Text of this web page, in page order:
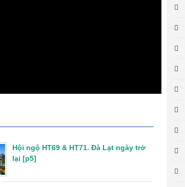
Hội ngộ HT69 & HT71. Đà Lạt ngày trở
lại [p5]